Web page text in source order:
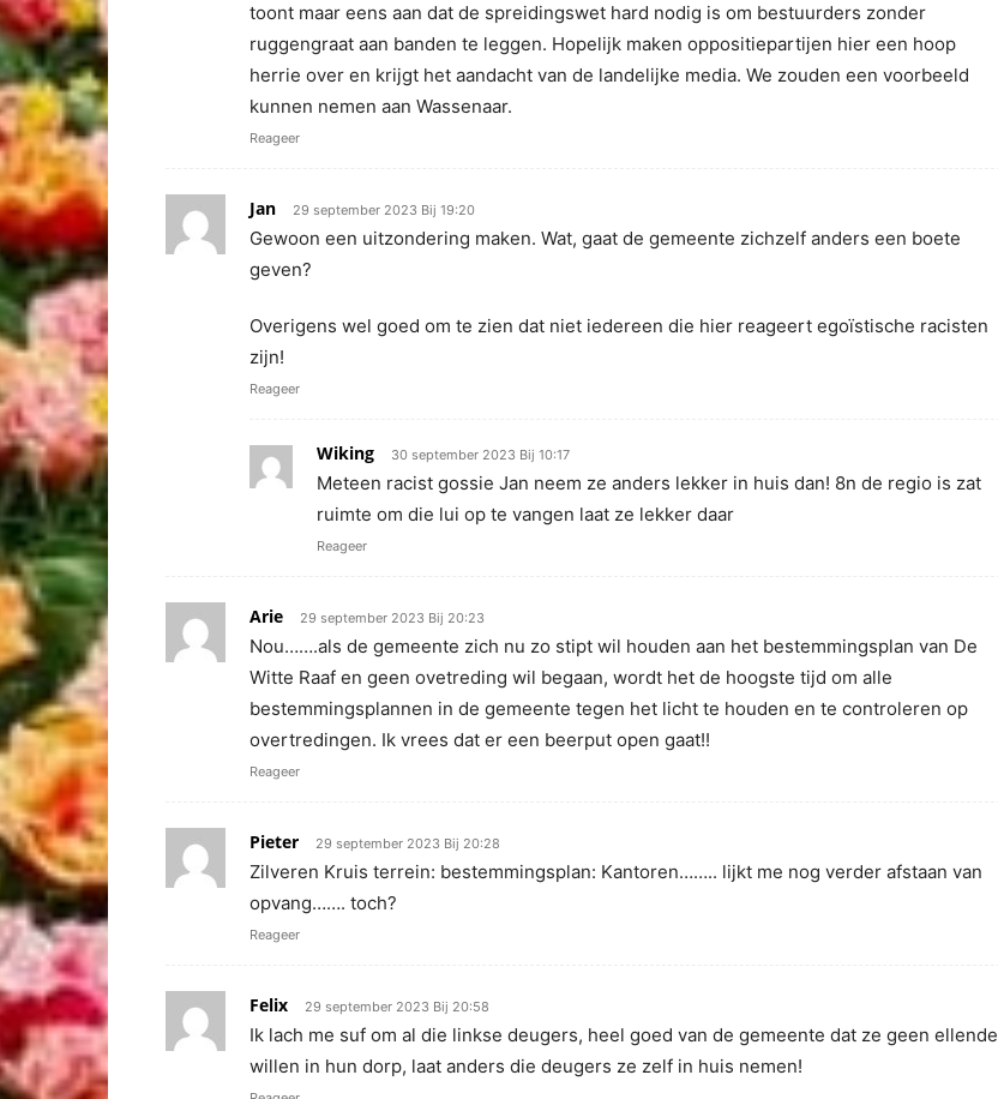
toont maar eens aan dat de spreidingswet hard nodig is om bestuurders zonder
ruggengraat aan banden te leggen. Hopelijk maken oppositiepartijen hier een hoop
herrie over en krijgt het aandacht van de landelijke media. We zouden een voorbeeld
kunnen nemen aan Wassenaar.
Reageer
Jan 29 september 2023 Bij 19:20
Gewoon een uitzondering maken. Wat, gaat de gemeente zichzelf anders een boete
geven?
Overigens wel goed om te zien dat niet iedereen die hier reageert egoïstische racisten
zijn!
Reageer
Wiking 30 september 2023 Bij 10:17
Meteen racist gossie Jan neem ze anders lekker in huis dan! 8n de regio is zat
ruimte om die lui op te vangen laat ze lekker daar
Reageer
Arie 29 september 2023 Bij 20:23
Nou…….als de gemeente zich nu zo stipt wil houden aan het bestemmingsplan van De
Witte Raaf en geen ovetreding wil begaan, wordt het de hoogste tijd om alle
bestemmingsplannen in de gemeente tegen het licht te houden en te controleren op
overtredingen. Ik vrees dat er een beerput open gaat!!
Reageer
Pieter 29 september 2023 Bij 20:28
Zilveren Kruis terrein: bestemmingsplan: Kantoren…….. lijkt me nog verder afstaan van
opvang……. toch?
Reageer
Felix 29 september 2023 Bij 20:58
Ik lach me suf om al die linkse deugers, heel goed van de gemeente dat ze geen ellende
willen in hun dorp, laat anders die deugers ze zelf in huis nemen!